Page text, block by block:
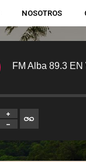
NOSOTROS
FM Alba 89.3 EN